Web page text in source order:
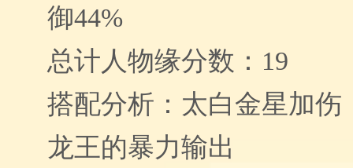
御44%
总计人物缘分数：19
搭配分析：太白金星加伤
龙王的暴力输出